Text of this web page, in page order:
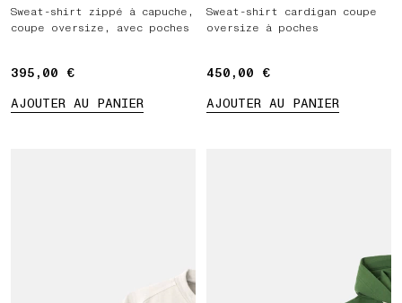
Sweat-shirt zippé à capuche,
coupe oversize, avec poches
395,00 €
395,00 €
AJOUTER AU PANIER
Sweat-shirt cardigan coupe
oversize à poches
450,00 €
450,00 €
AJOUTER AU PANIER